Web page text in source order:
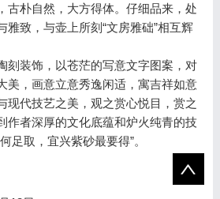
古朴自然，大方得体。仔细品来，处
雅致，与壶上所刻“文房雅础”相互辉
刻装饰，以苍茫的写意文字图案，对
美，画意立意秀逸闲适，寓吉祥如意
现代技艺之美，观之赏心悦目，赏之
作者深厚的文化底蕴和炉火纯青的技
足取，宜兴紫砂最要得”。